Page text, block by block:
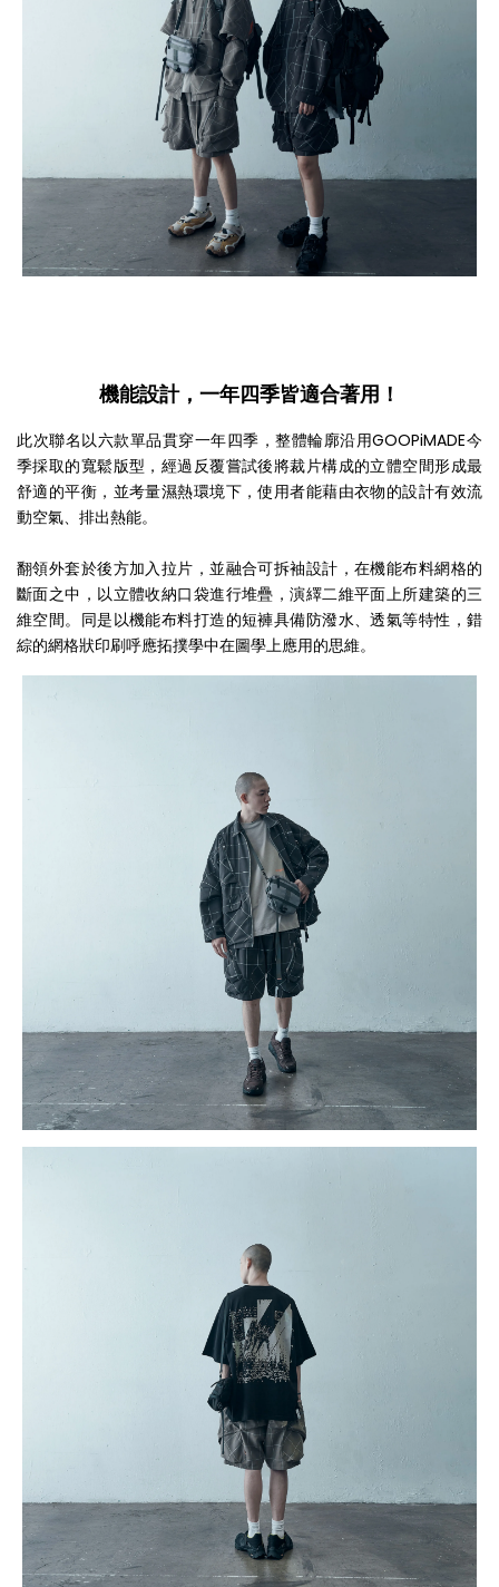
機能設計，一年四季皆適合著用！
此次聯名以六款單品貫穿一年四季，整體輪廓沿用GOOPiMADE今
季採取的寬鬆版型，經過反覆嘗試後將裁片構成的立體空間形成最
舒適的平衡，並考量濕熱環境下，使用者能藉由衣物的設計有效流
動空氣、排出熱能。
翻領外套於後方加入拉片，並融合可拆袖設計，在機能布料網格的
斷面之中，以立體收納口袋進行堆疊，演繹二維平面上所建築的三
維空間。同是以機能布料打造的短褲具備防潑水、透氣等特性，錯
綜的網格狀印刷呼應拓撲學中在圖學上應用的思維。